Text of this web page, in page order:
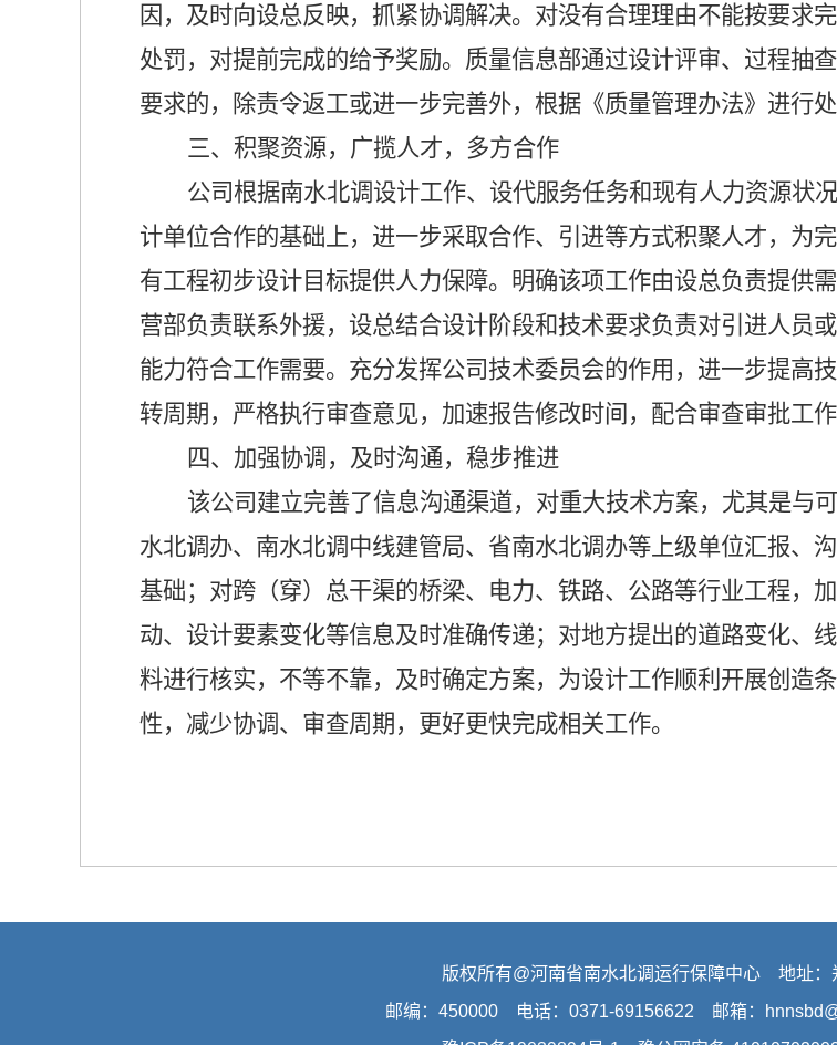
因，及时向设总反映，抓紧协调解决。对没有合理理由不能按要求
处罚，对提前完成的给予奖励。质量信息部通过设计评审、过程抽
要求的，除责令返工或进一步完善外，根据《质量管理办法》进行
三、积聚资源，广揽人才，多方合作
公司根据南水北调设计工作、设代服务任务和现有人力资源状
计单位合作的基础上，进一步采取合作、引进等方式积聚人才，为
有工程初步设计目标提供人力保障。明确该项工作由设总负责提供
营部负责联系外援，设总结合设计阶段和技术要求负责对引进人员
能力符合工作需要。充分发挥公司技术委员会的作用，进一步提高
转周期，严格执行审查意见，加速报告修改时间，配合审查审批工作
四、加强协调，及时沟通，稳步推进
该公司建立完善了信息沟通渠道，对重大技术方案，尤其是与
水北调办、南水北调中线建管局、省南水北调办等上级单位汇报、
基础；对跨（穿）总干渠的桥梁、电力、铁路、公路等行业工程，
动、设计要素变化等信息及时准确传递；对地方提出的道路变化、
料进行核实，不等不靠，及时确定方案，为设计工作顺利开展创造
性，减少协调、审查周期，更好更快完成相关工作。
版权所有@河南省南水北调运行保障中心 地址：
邮编：450000 电话：0371-69156622 邮箱：